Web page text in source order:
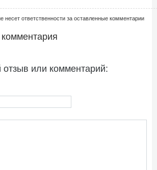
несет ответственности за оставленные комментарии
отзыв или комментарий: